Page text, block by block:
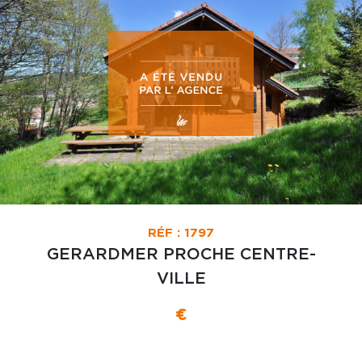
RÉF : 1797
GERARDMER PROCHE CENTRE-
VILLE
€